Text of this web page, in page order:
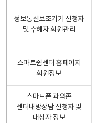
정보통신보조기기 신청자
및 수혜자 회원관리
스마트쉼센터 홈페이지
회원정보
스마트폰 과의존
센터내방상담 신청자 및
대상자 정보